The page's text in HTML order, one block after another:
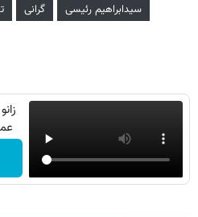
سیدابراهیم رئیسی گرانی